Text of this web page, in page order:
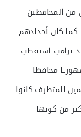
من المحافظين
كما كان أجدادهم
ترامب استقطب
محافظا
المتطرف كانوا
من كونها